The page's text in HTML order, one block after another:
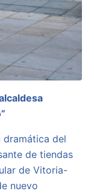
dramática del
de tiendas
de Vitoria-
nuevo